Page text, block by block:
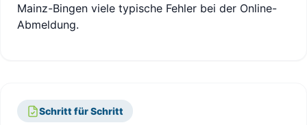
Mainz-Bingen viele typische Fehler bei der Online-
Abmeldung.
Schritt für Schritt